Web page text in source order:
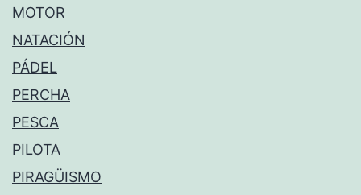
MOTOR
NATACIÓN
PÁDEL
PERCHA
PESCA
PILOTA
PIRAGÜISMO